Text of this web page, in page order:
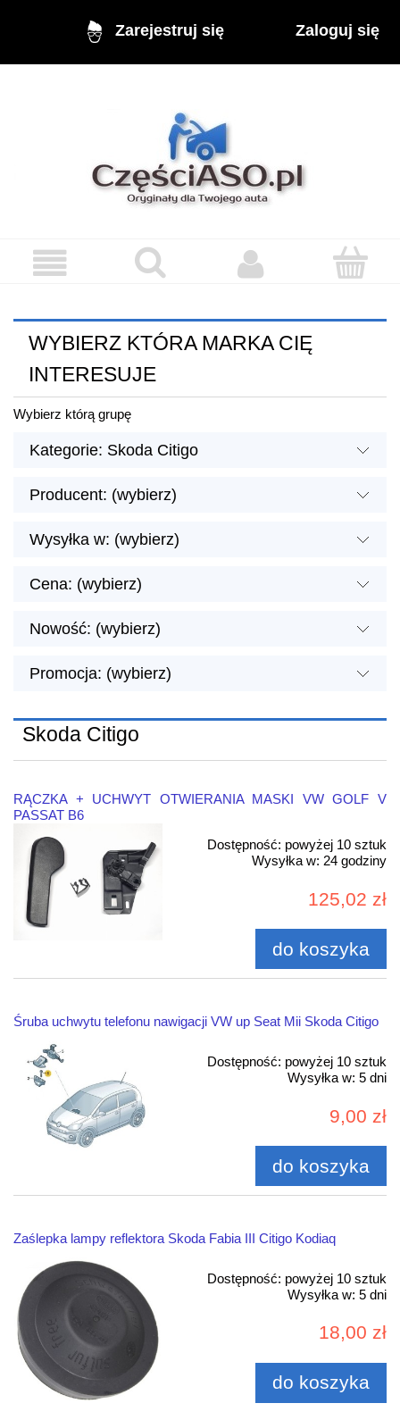
Zarejestruj się Zaloguj się
WYBIERZ KTÓRA MARKA CIĘ
INTERESUJE
Wybierz którą grupę
Kategorie: Skoda Citigo
Producent: (wybierz)
Wysyłka w: (wybierz)
Cena: (wybierz)
Nowość: (wybierz)
Promocja: (wybierz)
Skoda Citigo
RĄCZKA + UCHWYT OTWIERANIA MASKI VW GOLF V
PASSAT B6
Dostępność: powyżej 10 sztuk
Wysyłka w: 24 godziny
125,02 zł
do koszyka
Śruba uchwytu telefonu nawigacji VW up Seat Mii Skoda Citigo
Dostępność: powyżej 10 sztuk
Wysyłka w: 5 dni
9,00 zł
do koszyka
Zaślepka lampy reflektora Skoda Fabia III Citigo Kodiaq
Dostępność: powyżej 10 sztuk
Wysyłka w: 5 dni
18,00 zł
do koszyka